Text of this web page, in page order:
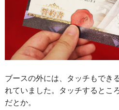
ブースの外には、タッチもでき
れていました。タッチするとこ
だとか。